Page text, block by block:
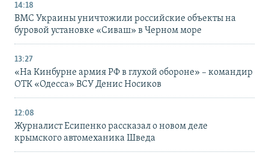
14:18
ВМС Украины уничтожили российские объекты на
буровой установке «Сиваш» в Черном море
13:27
«На Кинбурне армия РФ в глухой обороне» – командир
ОТК «Одесса» ВСУ Денис Носиков
12:08
Журналист Есипенко рассказал о новом деле
крымского автомеханика Шведа